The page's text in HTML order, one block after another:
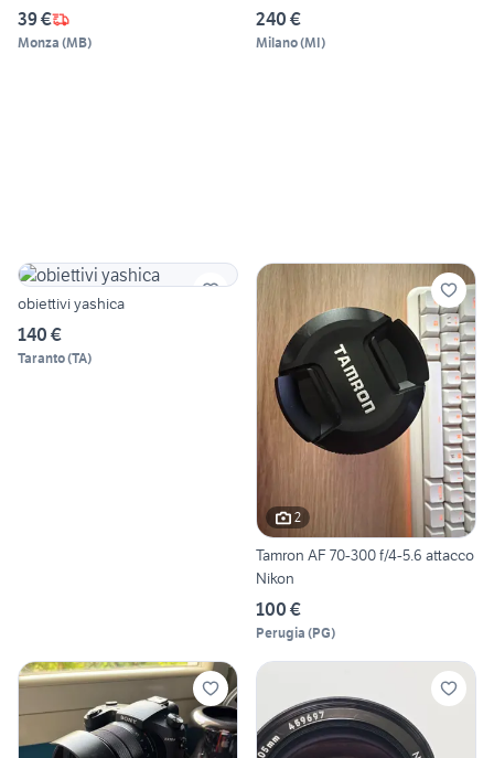
39 €
Monza (MB)
240 €
Milano(MI)
obiettivi yashica
140 €
Taranto(TA)
2
Tamron AF 70-300 f/4-5.6 attacco
Nikon
100 €
Perugia (PG)